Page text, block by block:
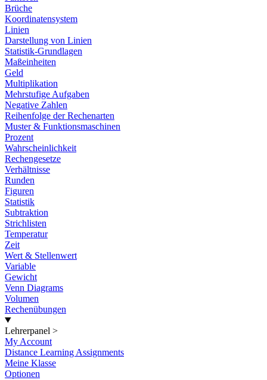
Brüche
Koordinatensystem
Linien
Darstellung von Linien
Statistik-Grundlagen
Maßeinheiten
Geld
Multiplikation
Mehrstufige Aufgaben
Negative Zahlen
Reihenfolge der Rechenarten
Muster & Funktionsmaschinen
Prozent
Wahrscheinlichkeit
Rechengesetze
Verhältnisse
Runden
Figuren
Statistik
Subtraktion
Strichlisten
Temperatur
Zeit
Wert & Stellenwert
Variable
Gewicht
Venn Diagrams
Volumen
Rechenübungen
Lehrerpanel >
My Account
Distance Learning Assignments
Meine Klasse
Optionen